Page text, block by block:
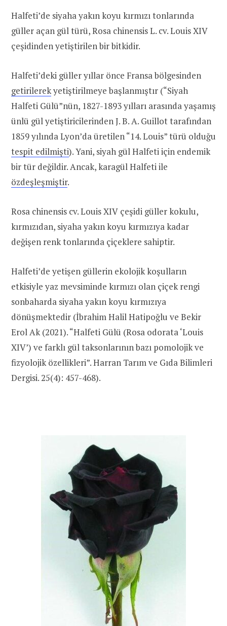
Halfeti’de siyaha yakın koyu kırmızı tonlarında
güller açan gül türü, Rosa chinensis L. cv. Louis XIV
çeşidinden yetiştirilen bir bitkidir.
Halfeti’deki güller yıllar önce Fransa bölgesinden
getirilerekyetiştirilmeye başlanmıştır (“Siyah
Halfeti Gülü”nün, 1827-1893 yılları arasında yaşamış
ünlü gül yetiştiricilerinden J. B. A. Guillot tarafından
1859 yılında Lyon’da üretilen “14. Louis” türü olduğu
tespit edilmişti). Yani, siyah gül Halfeti için endemik
bir tür değildir. Ancak, karagül Halfeti ile
özdeşleşmiştir.
Rosa chinensis cv. Louis XIV çeşidi güller kokulu,
kırmızıdan, siyaha yakın koyu kırmızıya kadar
değişen renk tonlarında çiçeklere sahiptir.
Halfeti’de yetişen güllerin ekolojik koşulların
etkisiyle yaz mevsiminde kırmızı olan çiçek rengi
sonbaharda siyaha yakın koyu kırmızıya
dönüşmektedir (İbrahim Halil Hatipoğlu ve Bekir
Erol Ak (2021). “Halfeti Gülü (Rosa odorata ‘Louis
XIV’) ve farklı gül taksonlarının bazı pomolojik ve
fizyolojik özellikleri”. Harran Tarım ve Gıda Bilimleri
Dergisi. 25(4): 457-468).